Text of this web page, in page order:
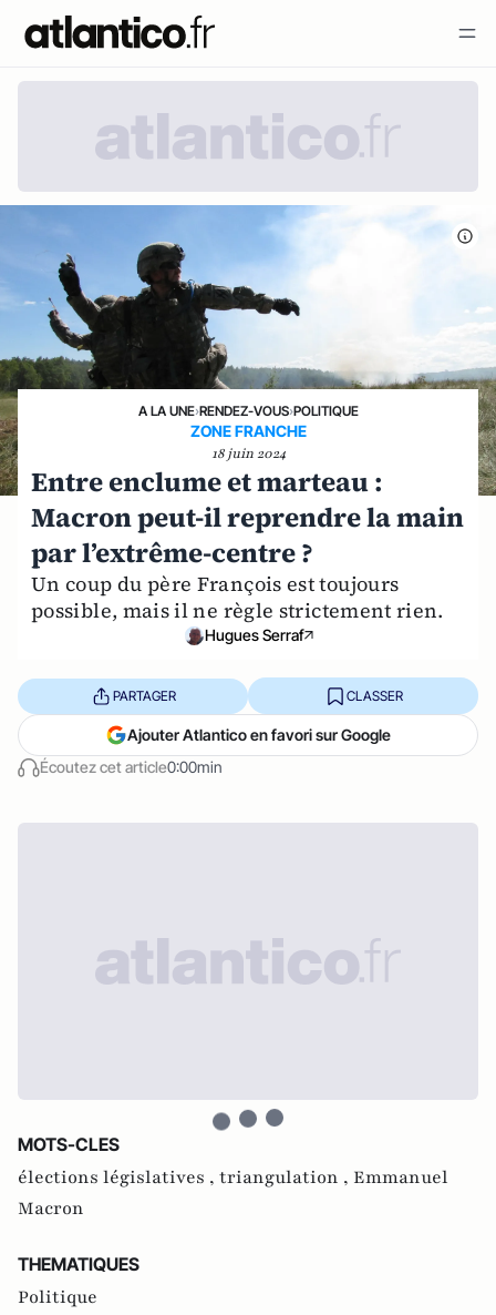
A LA UNE›RENDEZ-VOUS›POLITIQUE
ZONE FRANCHE
18 juin 2024
Entre enclume et marteau :
Macron peut-il reprendre la main
par l’extrême-centre ?
Un coup du père François est toujours
possible, mais il ne règle strictement rien.
Hugues Serraf
Écoutez cet article0:00min
PARTAGER CLASSER
Ajouter Atlantico en favori sur Google
MOTS-CLES
élections législatives , triangulation , Emmanuel
Macron
THEMATIQUES
Politique